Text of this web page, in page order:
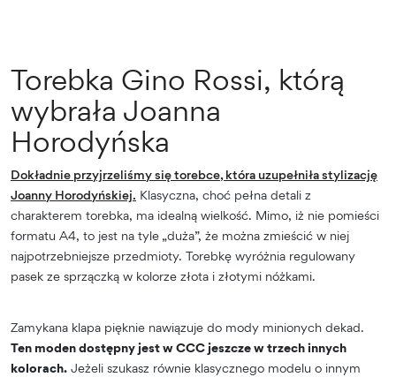
Torebka Gino Rossi, którą
wybrała Joanna
Horodyńska
Dokładnie przyjrzeliśmy się torebce, która uzupełniła stylizację
Joanny Horodyńskiej. Klasyczna, choć pełna detali z
charakterem torebka, ma idealną wielkość. Mimo, iż nie pomieści
formatu A4, to jest na tyle „duża”, że można zmieścić w niej
najpotrzebniejsze przedmioty. Torebkę wyróżnia regulowany
pasek ze sprzączką w kolorze złota i złotymi nóżkami.
Zamykana klapa pięknie nawiązuje do mody minionych dekad.
Ten moden dostępny jest w CCC jeszcze w trzech innych
kolorach. Jeżeli szukasz równie klasycznego modelu o innym